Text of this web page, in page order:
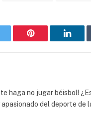
Pinterest
haga no jugar béisbol!
del deporte de